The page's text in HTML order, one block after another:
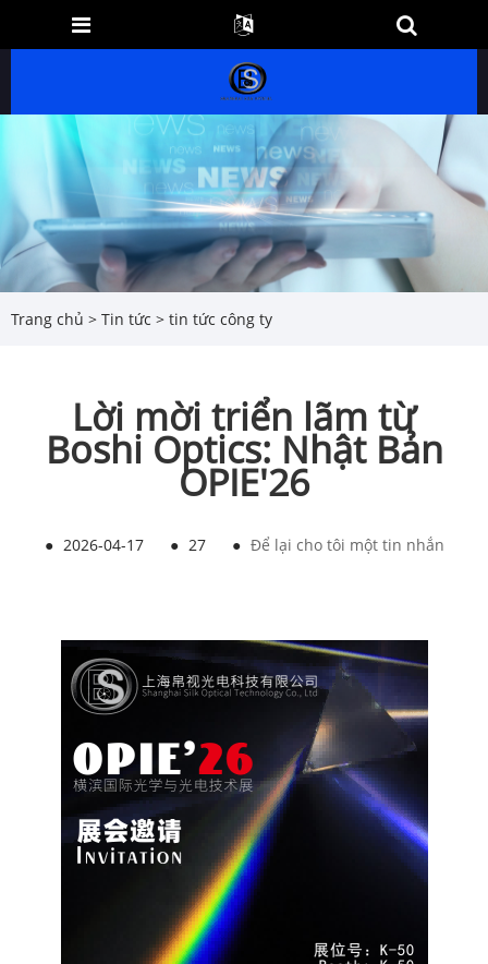
Trang chủ > Tin tức > tin tức công ty
Lời mời triển lãm từ
Boshi Optics: Nhật Bản
OPIE'26
● 2026-04-17 ● 27 ● Để lại cho tôi một tin nhắn